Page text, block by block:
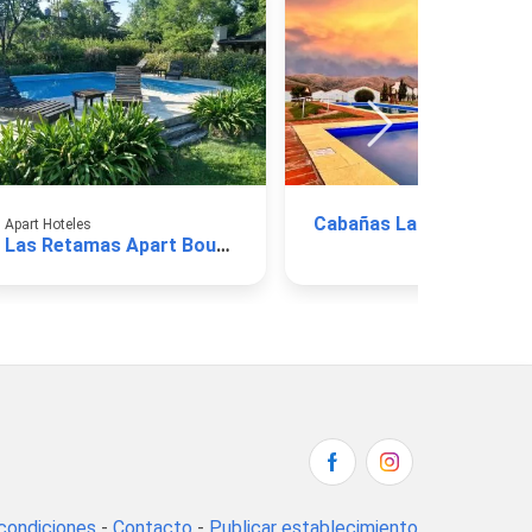
Apart Hoteles
Las Retamas Apart Boutique
Cabañas La Pachamama
- Contacto - Publicar establecimiento